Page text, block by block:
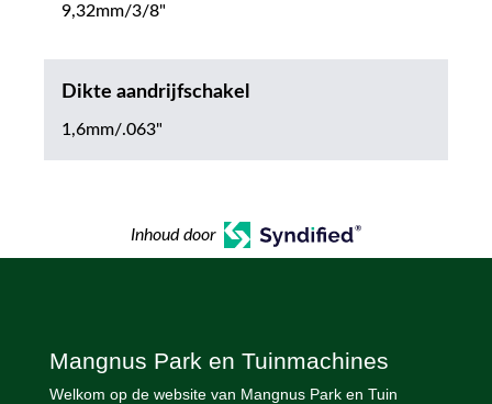
9,32mm/3/8"
Dikte aandrijfschakel
1,6mm/.063"
Inhoud door
Mangnus Park en Tuinmachines
Welkom op de website van Mangnus Park en Tuin